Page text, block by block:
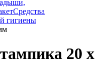
Средства
гигиены
20 х